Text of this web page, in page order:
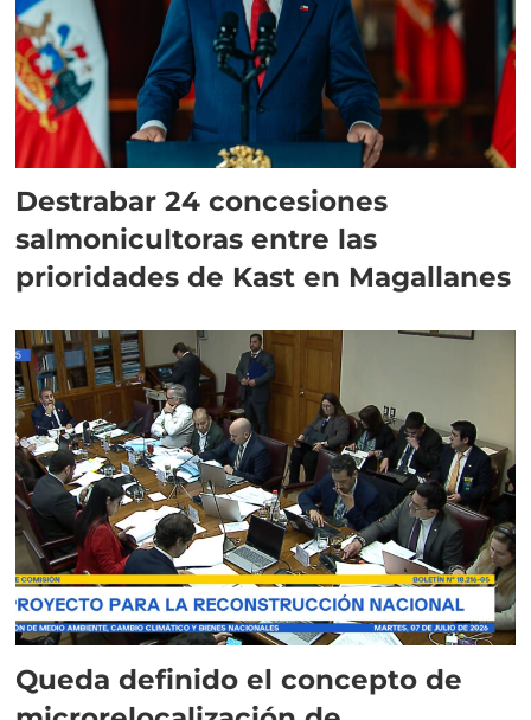
Destrabar 24 concesiones
salmonicultoras entre las
prioridades de Kast en Magallanes
Queda definido el concepto de